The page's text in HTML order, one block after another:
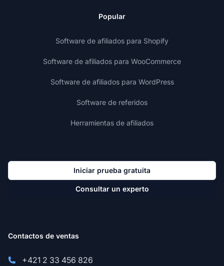
Popular
Software de afiliados para Shopify
Software de afiliados para WooCommerce
Software de afiliados para WordPress
Software de referidos
Herramientas de afiliados
Iniciar prueba gratuita
Consultar un experto
Contactos de ventas
+421 2 33 456 826